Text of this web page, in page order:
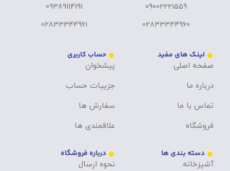
09002221559
02833344960
09389114191
02833344961
لینک های مفید
صفحه اصلی
درباره ما
تماس با ما
فروشگاه
حساب کاربری
پیشخوان
جزییات حساب
سفارش ها
علاقمندی ها
دسته بندی ها
آشپزخانه
درباره فروشگاه
نحوه ارسال